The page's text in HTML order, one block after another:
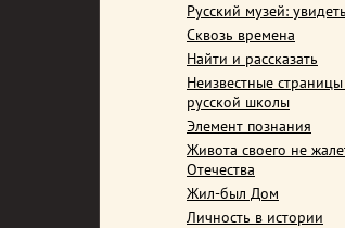
Русский музей:
Сквозь времена
Найти и рассказать
Неизвестные
русской школы
Элемент познания
Живота своего не
Отечества
Жил-был Дом
Личность в истории